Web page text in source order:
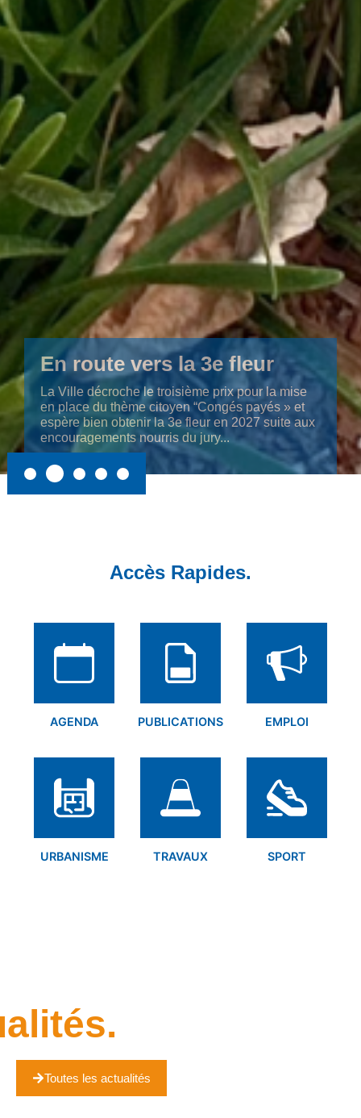
En route vers la 3e fleur
La Ville décroche le troisième prix pour la mise
en place du thème citoyen “Congés payés » et
espère bien obtenir la 3e fleur en 2027 suite aux
encouragements nourris du jury...
Cliquer ici
Accès Rapides.
AGENDA PUBLICATIONS EMPLOI
URBANISME TRAVAUX SPORT
Toutes les actualités